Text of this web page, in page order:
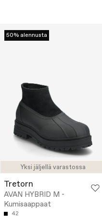
Yksi jäljellä varastossa
50% alennusta
Tretorn
AVAN HYBRID M -
Kumisaappaat
42